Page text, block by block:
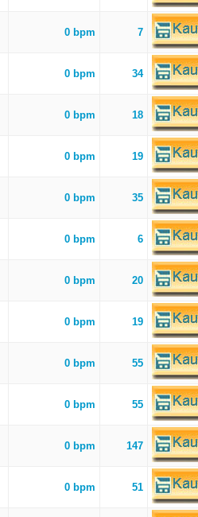
0 bpm 7
0 bpm 34
0 bpm 18
0 bpm 19
0 bpm 35
0 bpm 6
0 bpm 20
0 bpm 19
0 bpm 55
0 bpm 55
0 bpm 147
0 bpm 51